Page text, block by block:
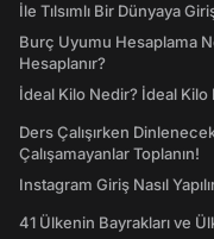
İle Tılsımlı Bir Dünyaya
Burç Uyumu Hesaplama
Hesaplanır?
İdeal Kilo Nedir? İdeal Kilo
Ders Çalışırken
Çalışamayanlar Toplanın!
Instagram Giriş Nasıl
41 Ülkenin Bayrakları ve